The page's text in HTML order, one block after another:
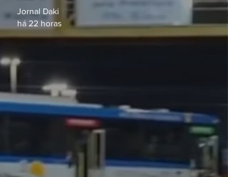
Jornal Daki
há 22 horas